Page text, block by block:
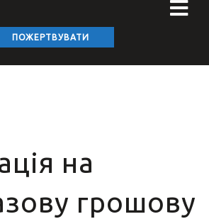
ПОЖЕРТВУВАТИ
на
грошову